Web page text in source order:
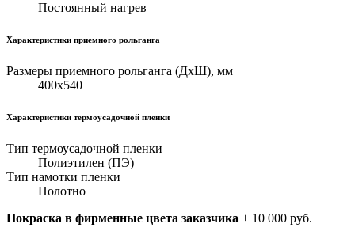
Постоянный нагрев
Характеристики приемного рольганга
Размеры приемного рольганга (ДхШ), мм
400х540
Характеристики термоусадочной пленки
Тип термоусадочной пленки
Полиэтилен (ПЭ)
Тип намотки пленки
Полотно
Покраска в фирменные цвета заказчика + 10 000 руб.